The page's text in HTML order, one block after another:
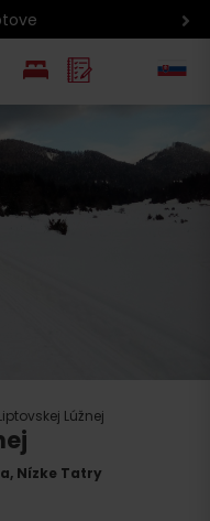
Lúžnej
Nízke Tatry